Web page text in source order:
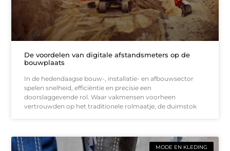
De voordelen van digitale afstandsmeters op de
bouwplaats
In de hedendaagse bouw-, installatie- en afbouwsector
spelen snelheid, efficiëntie en precisie een
doorslaggevende rol. Waar vakmensen voorheen
vertrouwden op het traditionele rolmaatje, de duimstok
MODE EN KLEDING